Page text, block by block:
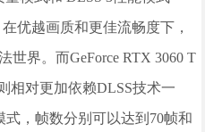
优越画质和更佳流畅度下，
世界。而GeForce RTX 3060 T
相对更加依赖DLSS技术一
，帧数分别可以达到70帧和